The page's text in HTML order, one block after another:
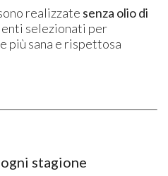
realizzate senza olio di
selezionati per
più sana e rispettosa
stagione